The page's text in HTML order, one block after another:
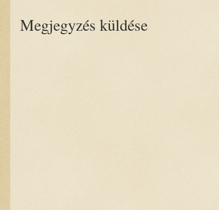
Megjegyzés küldése